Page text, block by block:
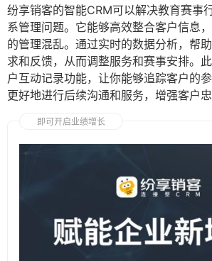
纷享销客的智能CRM可以解决教育赛事
系管理问题。它能够高效整合客户信息
的管理混乱。通过实时的数据分析，帮
求和反馈，从而调整服务和赛事安排。
户互动记录功能，让你能够追踪客户的参
更好地进行后续沟通和服务，增强客户忠
即可开启业绩增长